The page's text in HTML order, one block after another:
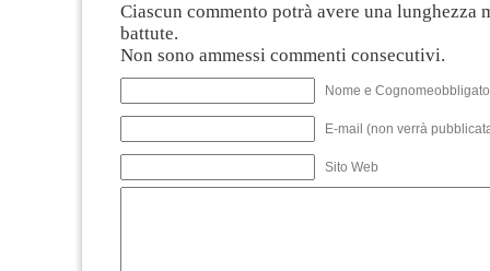
Ciascun commento potrà avere una lunghezza
battute.
Non sono ammessi commenti consecutivi.
Nome e
E-mail (non verrà
Sito Web